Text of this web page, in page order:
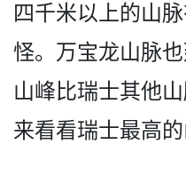
四千米以上的山
怪。万­宝龙山脉
山峰比瑞士其他
来看看瑞士最高的